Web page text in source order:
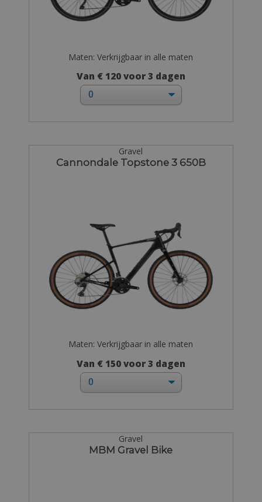
Maten: Verkrijgbaar in alle maten
Van € 120 voor 3 dagen
Gravel
Cannondale Topstone 3 650B
Maten: Verkrijgbaar in alle maten
Van € 150 voor 3 dagen
Gravel
MBM Gravel Bike